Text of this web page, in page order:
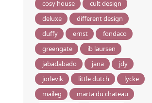
cosy house
cult design
deluxe
different design
duffy
ernst
fondaco
greengate
ib laursen
jabadabado
jana
jdy
jörlevik
little dutch
lycke
maileg
marta du chateau